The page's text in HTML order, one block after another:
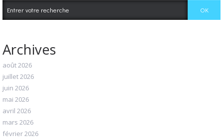
Archives
août 2026
juillet 2026
juin 2026
mai 2026
avril 2026
mars 2026
février 2026